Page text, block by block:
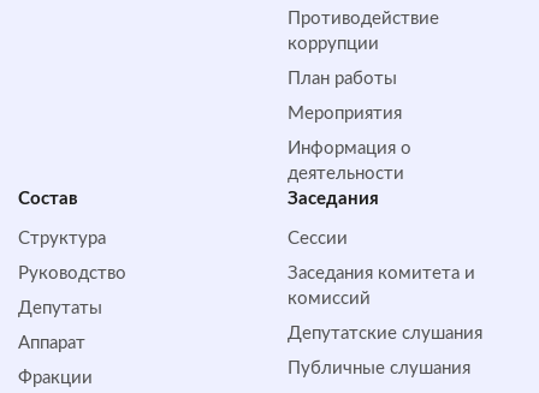
Противодействие
коррупции
План работы
Мероприятия
Информация о
деятельности
Состав
Структура
Руководство
Депутаты
Аппарат
Фракции
Заседания
Сессии
Заседания комитета и
комиссий
Депутатские слушания
Публичные слушания